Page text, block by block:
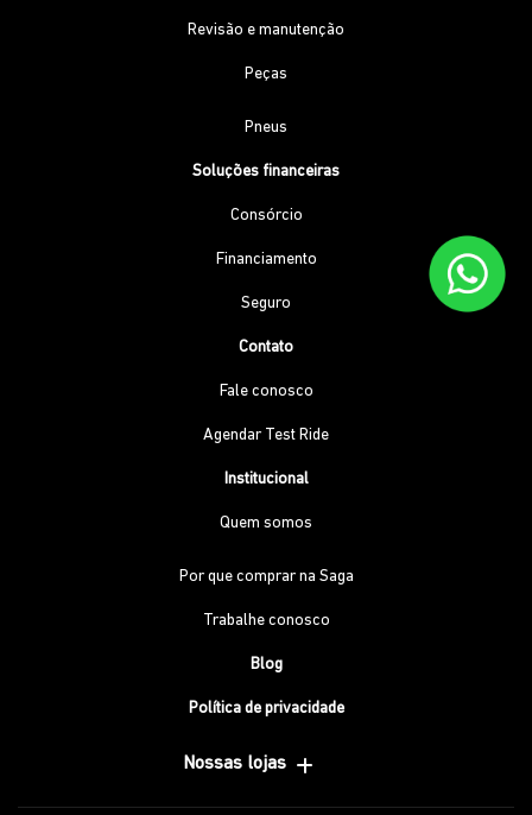
Revisão e manutenção
Peças
Pneus
Soluções financeiras
Consórcio
Financiamento
Seguro
Contato
Fale conosco
Agendar Test Ride
Institucional
Quem somos
Por que comprar na Saga
Trabalhe conosco
Blog
Política de privacidade
Nossas lojas